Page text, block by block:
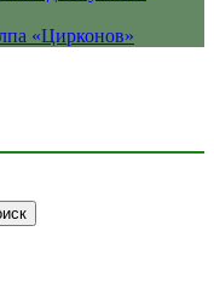
«Цирконов»